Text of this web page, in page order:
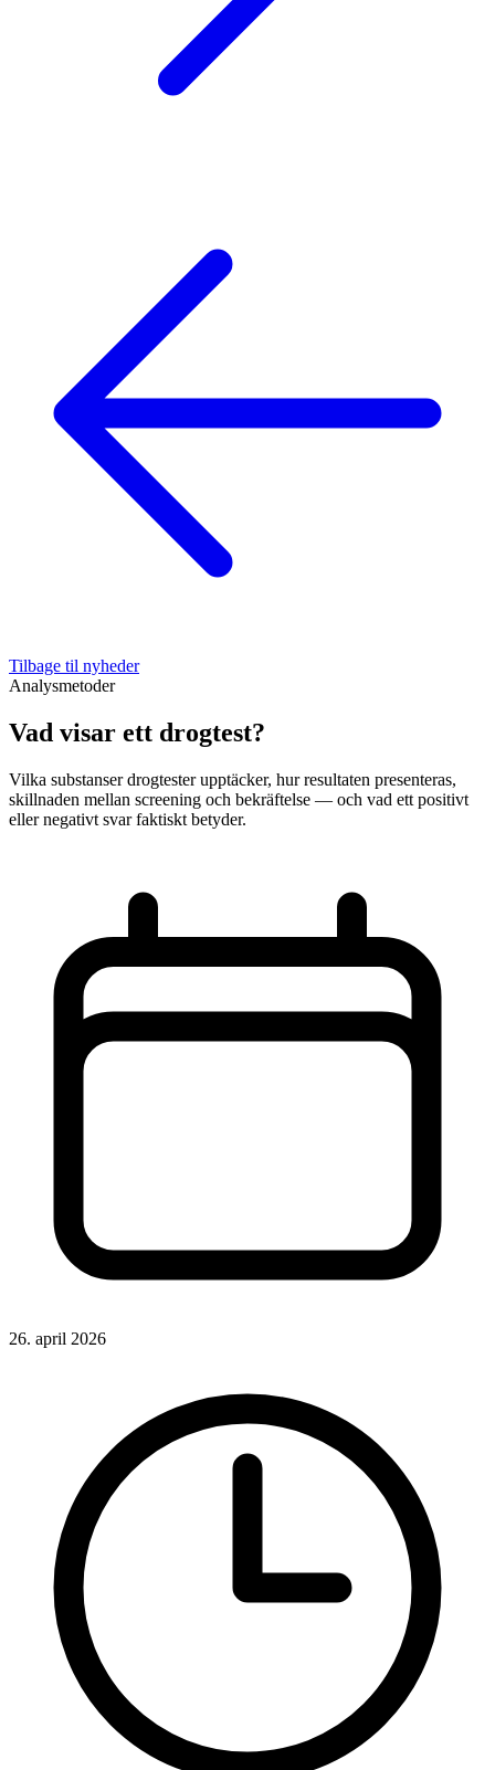
Tilbage til nyheder
Analysmetoder
Vad visar ett drogtest?
Vilka substanser drogtester upptäcker, hur resultaten presenteras,
skillnaden mellan screening och bekräftelse — och vad ett positivt
eller negativt svar faktiskt betyder.
26. april 2026